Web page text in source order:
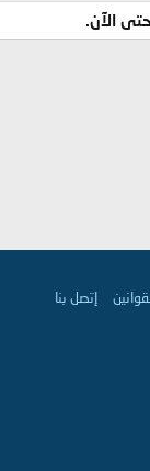
الآن.
إتصل بنا